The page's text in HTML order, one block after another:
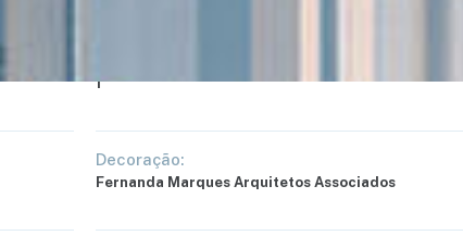
1
Decoração:
Fernanda Marques Arquitetos Associados